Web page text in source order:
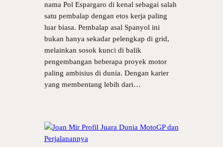
nama Pol Espargaro di kenal sebagai salah
satu pembalap dengan etos kerja paling
luar biasa. Pembalap asal Spanyol ini
bukan hanya sekadar pelengkap di grid,
melainkan sosok kunci di balik
pengembangan beberapa proyek motor
paling ambisius di dunia. Dengan karier
yang membentang lebih dari…